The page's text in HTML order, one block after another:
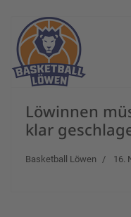
Löwinnen
klar
Basketball Löwen 16.